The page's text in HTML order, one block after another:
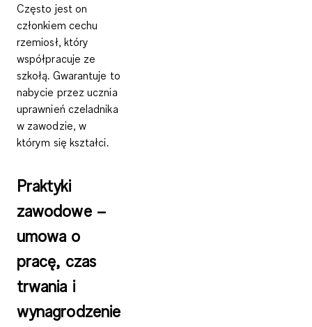
Często jest on
członkiem cechu
rzemiosł, który
współpracuje ze
szkołą. Gwarantuje to
nabycie przez ucznia
uprawnień czeladnika
w zawodzie, w
którym się kształci.
Praktyki
zawodowe –
umowa o
pracę, czas
trwania i
wynagrodzenie